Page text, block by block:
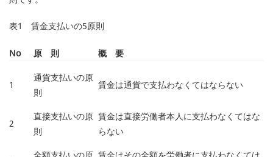
表1 賃金支払いの5原則
No 原 則 概 要
1
通貨支払いの原
則
賃金は通貨で支払わなくてはならない
2
直接支払いの原
則
賃金は直接労働者本人に支払わなくてはな
らない